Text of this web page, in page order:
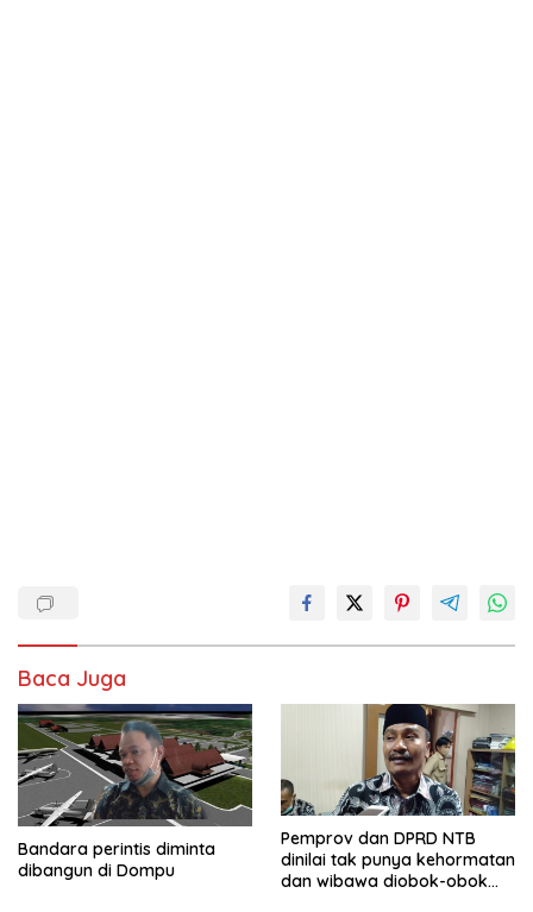
Baca Juga
Bandara perintis diminta
dibangun di Dompu
Pemprov dan DPRD NTB
dinilai tak punya kehormatan
dan wibawa diobok-obok